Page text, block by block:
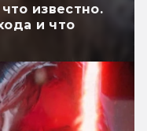
известно.
и что